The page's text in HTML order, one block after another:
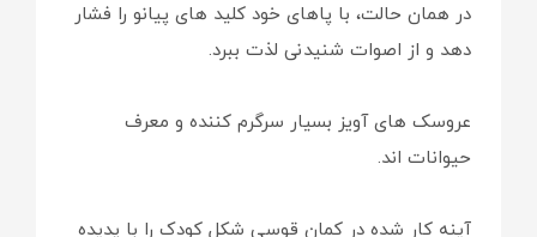
در همان حالت، با پاهای خود کلید های پیانو را فشار
دهد و از اصوات شنیدنی لذت ببرد.
عروسک های آویز بسیار سرگرم کننده و معرف
حیوانات اند.
آینه کار شده در کمان قوسی شکل کودک را با پدیده